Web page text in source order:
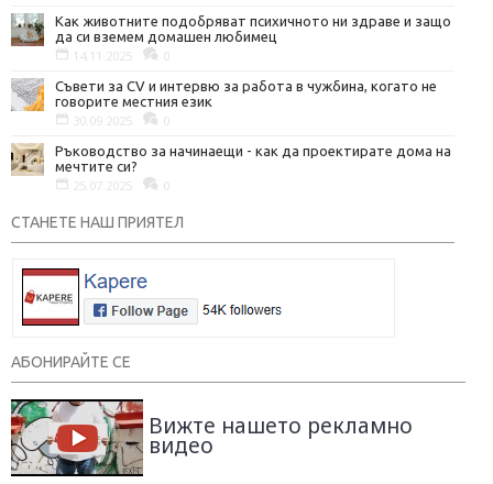
Как животните подобряват психичното ни здраве и защо
да си вземем домашен любимец
14.11.2025 0
Съвети за CV и интервю за работа в чужбина, когато не
говорите местния език
30.09.2025 0
Ръководство за начинаещи - как да проектирате дома на
мечтите си?
25.07.2025 0
СТАНЕТЕ НАШ ПРИЯТЕЛ
АБОНИРАЙТЕ СЕ
Вижте нашето рекламно
видео